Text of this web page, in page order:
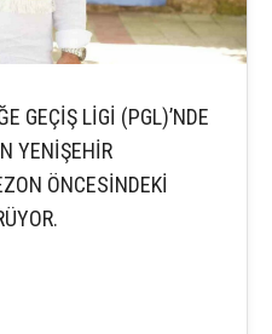
GEÇİŞ LİGİ (PGL)’NDE
YENİŞEHİR
ÖNCESİNDEKİ